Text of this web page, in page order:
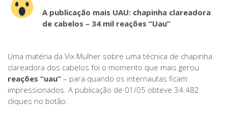
A publicação mais UAU: chapinha clareadora
de cabelos – 34 mil reações “Uau”
Uma matéria da Vix Mulher sobre uma técnica de chapinha
clareadora dos cabelos foi o momento que mais gerou
reações “uau” – para quando os internautas ficam
impressionados. A publicação de 01/05 obteve 34.482
cliques no botão.